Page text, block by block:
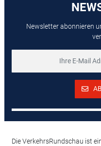
Newsletter abonnieren
Die VerkehrsRundschau ist